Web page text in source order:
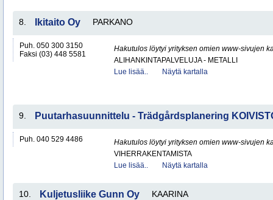
8. Ikitaito Oy PARKANO
Puh. 050 300 3150
Faksi (03) 448 5581
Hakutulos löytyi yrityksen omien www-sivujen
ALIHANKINTAPALVELUJA - METALLI
Lue lisää..
Näytä kartalla
9. Puutarhasuunnittelu - Trädgårdsplanering
Puh. 040 529 4486
Hakutulos löytyi yrityksen omien www-sivujen
VIHERRAKENTAMISTA
Lue lisää..
Näytä kartalla
10. Kuljetusliike Gunn Oy KAARINA